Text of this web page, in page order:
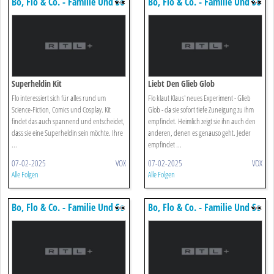
Superheldin Kit
Flo interessiert sich für alles rund um
Science-Fiction, Comics und Cosplay. Kit
findet das auch spannend und entscheidet,
dass sie eine Superheldin sein möchte. Ihre
...
07-02-2025 VOX
Alle Folgen
Liebt Den Glieb Glob
Flo klaut Klaus' neues Experiment - Glieb
Glob - da sie sofort tiefe Zuneigung zu ihm
empfindet. Heimlich zeigt sie ihn auch den
anderen, denen es genauso geht. Jeder
empfindet ...
07-02-2025 VOX
Alle Folgen
Bo, Flo & Co. - Familie Und So Bo, Flo & Co. - Familie Und So